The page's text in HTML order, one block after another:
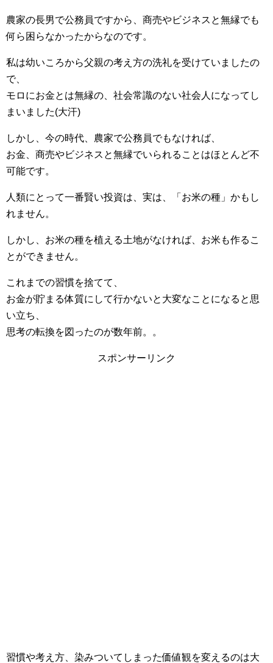
農家の長男で公務員ですから、商売やビジネスと無縁でも
何ら困らなかったからなのです。
私は幼いころから父親の考え方の洗礼を受けていましたの
で、
モロにお金とは無縁の、社会常識のない社会人になってし
まいました(大汗)
しかし、今の時代、農家で公務員でもなければ、
お金、商売やビジネスと無縁でいられることはほとんど不
可能です。
人類にとって一番賢い投資は、実は、「お米の種」かもし
れません。
しかし、お米の種を植える土地がなければ、お米も作るこ
とができません。
これまでの習慣を捨てて、
お金が貯まる体質にして行かないと大変なことになると思
い立ち、
思考の転換を図ったのが数年前。。
スポンサーリンク
習慣や考え方、染みついてしまった価値観を変えるのは大